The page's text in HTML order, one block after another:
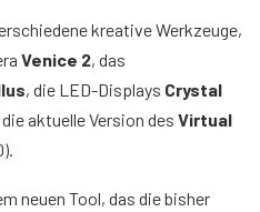
kreative Werkzeuge,
Venice 2, das
, die LED-Displays Crystal
aktuelle Version des Virtual
neuen Tool, das die bisher